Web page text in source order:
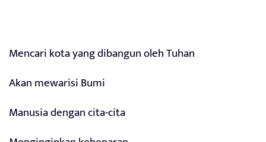
Mencari kota yang dibangun oleh Tuhan
Akan mewarisi Bumi
Manusia dengan cita-cita